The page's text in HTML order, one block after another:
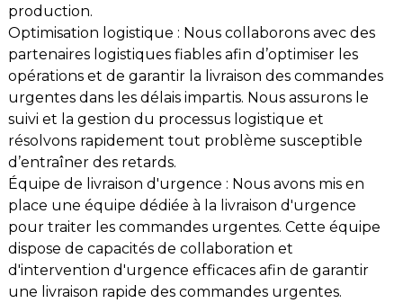
production.
Optimisation logistique : Nous collaborons avec des
partenaires logistiques fiables afin d’optimiser les
opérations et de garantir la livraison des commandes
urgentes dans les délais impartis. Nous assurons le
suivi et la gestion du processus logistique et
résolvons rapidement tout problème susceptible
d’entraîner des retards.
Équipe de livraison d'urgence : Nous avons mis en
place une équipe dédiée à la livraison d'urgence
pour traiter les commandes urgentes. Cette équipe
dispose de capacités de collaboration et
d'intervention d'urgence efficaces afin de garantir
une livraison rapide des commandes urgentes.